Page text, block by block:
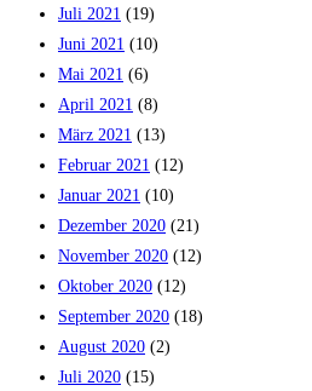
Juli 2021 (19)
Juni 2021 (10)
Mai 2021 (6)
April 2021 (8)
März 2021 (13)
Februar 2021 (12)
Januar 2021 (10)
Dezember 2020 (21)
November 2020 (12)
Oktober 2020 (12)
September 2020 (18)
August 2020 (2)
Juli 2020 (15)